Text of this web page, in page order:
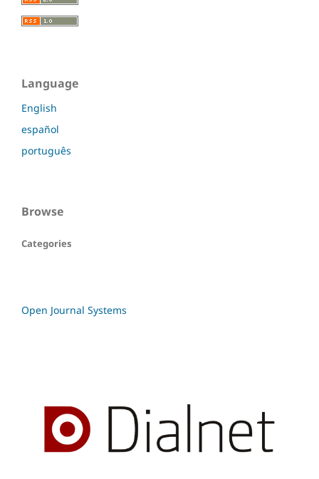
Language
English
español
português
Browse
Categories
Open Journal Systems